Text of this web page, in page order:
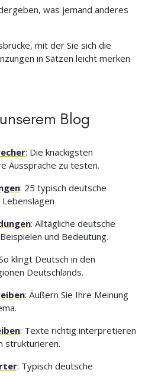
was jemand anderes
mit der Sie sich die
in Sätzen leicht merken
Blog
: Die knackigsten
Aussprache zu testen.
: 25 typisch deutsche
: Alltägliche deutsche
und Bedeutung.
klingt Deutsch in den
Deutschlands.
: Äußern Sie Ihre Meinung
: Texte richtig interpretieren
strukturieren.
: Typisch deutsche